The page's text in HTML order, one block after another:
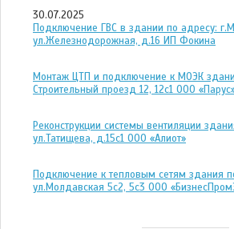
30.07.2025
Подключение ГВС в здании по адресу:
ул.Железнодорожная, д.16 ИП Фокина
Монтаж ЦТП и подключение к МОЭК
Строительный проезд 12, 12с1 ООО
Реконструкции системы вентиляции
ул.Татищева, д.15с1 ООО «Алиот»
Подключение к тепловым сетям здания
ул.Молдавская 5с2, 5с3 ООО